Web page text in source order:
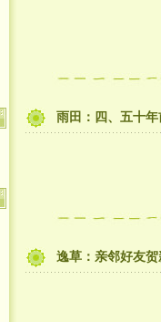
雨田：四、五十
逸草：亲邻好友